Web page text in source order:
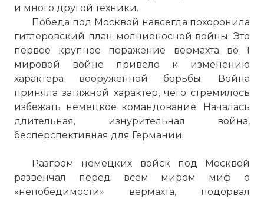
и много другой техники.
Победа под Москвой навсегда похоронила
гитлеровский план молниеносной войны. Это
первое крупное поражение вермахта во 1
мировой войне привело к изменению
характера вооруженной борьбы. Война
приняла затяжной характер, чего стремилось
избежать немецкое командование. Началась
длительная, изнурительная война,
бесперспективная для Германии.
Разгром немецких войск под Москвой
развенчал перед всем миром миф о
«непобедимости» вермахта, подорвал